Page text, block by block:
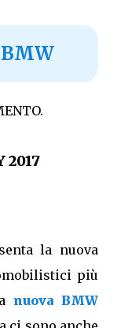
2017
la nuova
più
nuova BMW